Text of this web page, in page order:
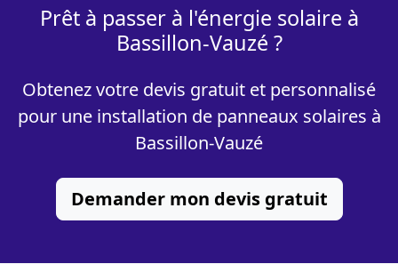
Prêt à passer à l'énergie solaire à
Bassillon-Vauzé ?
Obtenez votre devis gratuit et personnalisé
pour une installation de panneaux solaires à
Bassillon-Vauzé
Demander mon devis gratuit